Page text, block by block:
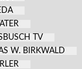
TV
W. BIRKWALD